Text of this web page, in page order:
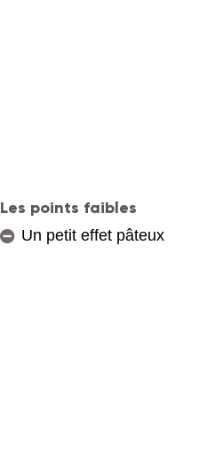
Les points faibles
Un petit effet pâteux